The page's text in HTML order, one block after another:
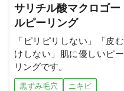
サリチル酸マクロゴー
ルピーリング
「ピリピリしない」「皮む
けしない」肌に優しいピー
リングです。
黒ずみ毛穴
ニキビ